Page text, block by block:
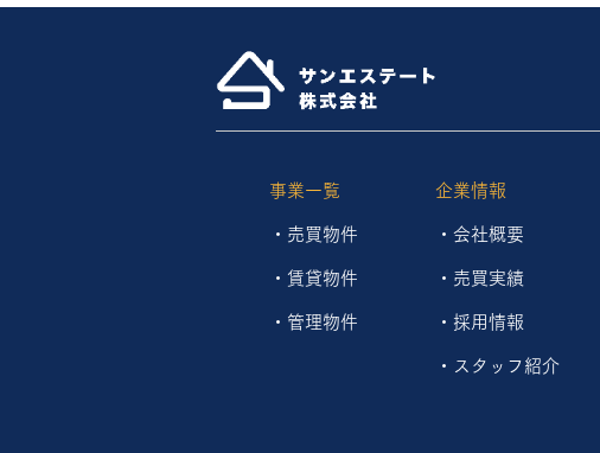
ご紹介
当社管理物件にお住まいの皆さま
へ ８月に入り、暑さもますます
厳しくなってきました。 今年も
な水分補給や室温管理などを心が
さい。 今回は、当社の管理物件
にお住まいの皆さまに、ぜひ知っ
スあんしんサポート」についてご
紹介します。 実は、ご入居時に
事業一覧
・ 売買物件
・ 賃貸物件
​・管理物件
企業情報
・会社概要
・ 売買実績
​・ 採用情報
​・ スタッフ紹介